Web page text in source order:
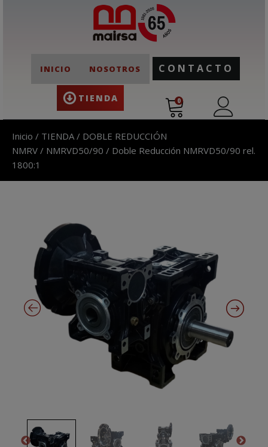
INICIO NOSOTROS
TIENDA
CONTACTO
0
Inicio / TIENDA / DOBLE REDUCCIÓN
NMRV / NMRVD50/90 / Doble Reducción NMRVD50/90 rel.
1800:1